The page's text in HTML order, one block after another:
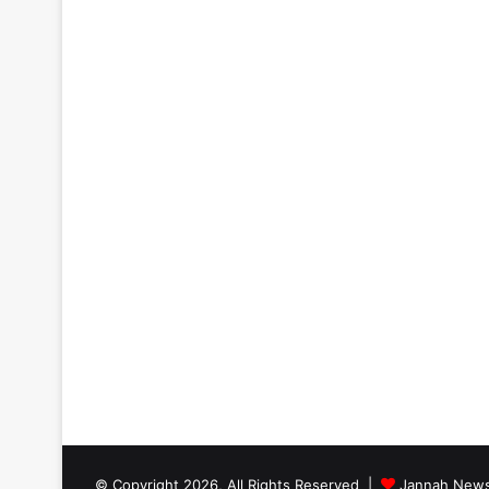
© Copyright 2026, All Rights Reserved | Jannah